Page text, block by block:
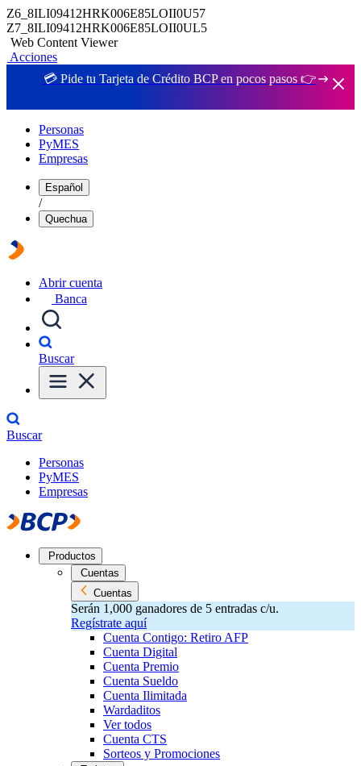
Z6_8ILI09412HRK006E85LOII0U57
Z7_8ILI09412HRK006E85LOII0UL5
Web Content Viewer
Acciones
💳 Pide tu Tarjeta de Crédito BCP en pocos pasos 👉
Personas
PyMES
Empresas
Español
/
Quechua
Abrir cuenta
Banca
Buscar
Buscar
Personas
PyMES
Empresas
Productos
Cuentas
Cuentas
Serán 1,000 ganadores de 5 entradas c/u.
Regístrate aquí
Cuenta Contigo: Retiro AFP
Cuenta Digital
Cuenta Premio
Cuenta Sueldo
Cuenta Ilimitada
Wardaditos
Ver todos
Cuenta CTS
Sorteos y Promociones